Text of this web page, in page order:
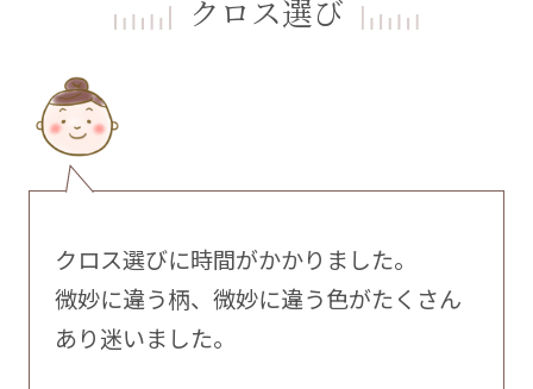
クロス選び
クロス選びに時間がかかりました。
微妙に違う柄、微妙に違う色がたくさん
あり迷いました。